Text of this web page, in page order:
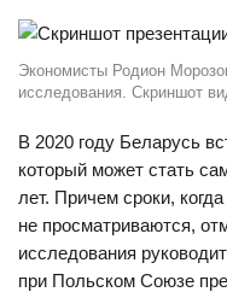
Экономисты Родион
исследования. Скриншот
В 2020 году Беларусь
который может стать
лет. Причем сроки,
не просматриваются,
исследования
при Польском Союзе